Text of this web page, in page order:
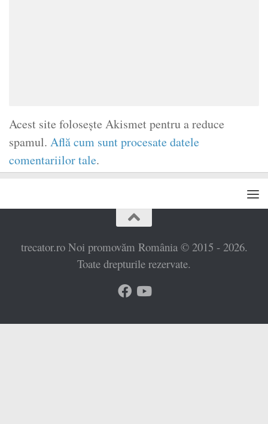
Acest site folosește Akismet pentru a reduce
spamul. Află cum sunt procesate datele
comentariilor tale.
trecator.ro Noi promovăm România © 2015 - 2026.
Toate drepturile rezervate.